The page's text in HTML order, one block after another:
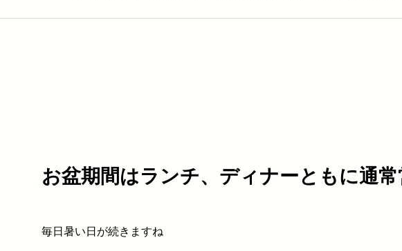
お盆期間はランチ、ディナーともに通
毎日暑い日が続きますね